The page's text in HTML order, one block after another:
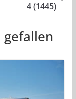
4 (1445)
gefallen